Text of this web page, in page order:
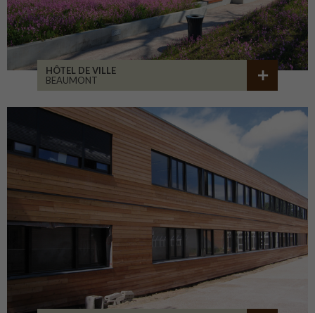
HÔTEL DE VILLE
BEAUMONT